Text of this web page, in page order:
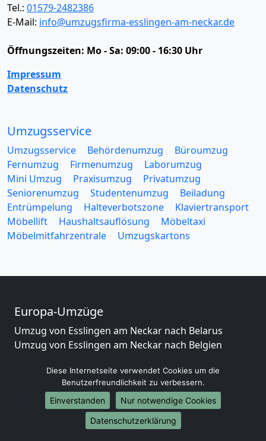
Tel.: 01579-2482386
E-Mail: info@umzugsfirma-esslingen-am-neckar.de
Öffnungszeiten: Mo - Sa: 09:00 - 16:30 Uhr
Impressum
Datenschutz
Umzugsservice
Umzugsservice Behördenumzug
Büroumzug
Fernumzug
Firmenumzug
Laborumzug
Mini Umzug
Praxisumzug
Privatumzug
Seniorenumzug
Studentenumzug
Beiladung
Entrümpelung
Halteverbotszone
Klaviertransport
Möbellift
Haushaltsauflösung
Möbeltaxi
Möbelmitfahrzentrale
Umzugskartons
Europa-Umzüge
Umzug von Esslingen am Neckar nach Belarus
Umzug von Esslingen am Neckar nach Belgien
Umzug von Esslingen am Neckar nach Dänemark
Umzug von Esslingen am Neckar nach England
Umzug von Esslingen am Neckar nach Portugal
Umzug von Esslingen am Neckar nach Bosnien
und Herzegowina
Diese Internetseite verwendet Cookies um die
Benutzerfreundlichkeit zu verbessern.
Einverstanden
Nur notwendige Cookies
Datenschutzerklärung